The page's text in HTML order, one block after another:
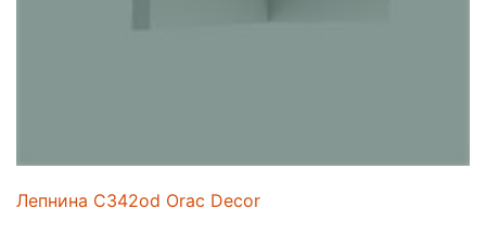
Лепнина C342od Orac Decor